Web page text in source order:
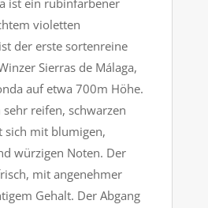
ist ein rubinfarbener
violetten
der erste sortenreine
Sierras de Málaga,
auf etwa 700m Höhe.
reifen, schwarzen
sich mit blumigen,
würzigen Noten. Der
mit angenehmer
Gehalt. Der Abgang